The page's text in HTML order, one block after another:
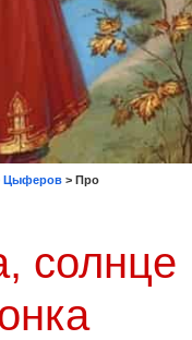
Цыферов > Про
солнце